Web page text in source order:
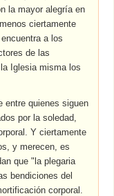
la mayor alegría en
ciertamente
a los
de las
Iglesia misma los
entre quienes siguen
por la soledad,
Y ciertamente
y merecen, es
que "la plegaria
bendiciones del
corporal.